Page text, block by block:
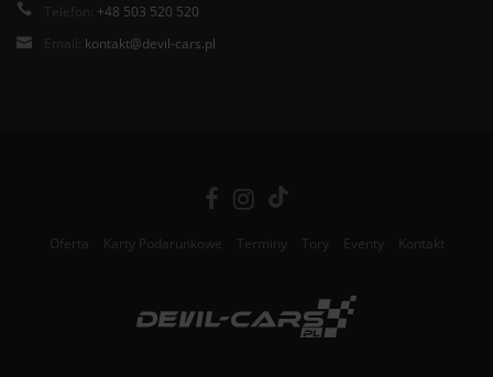
Telefon: +48 503 520 520
Email: kontakt@devil-cars.pl
Oferta Karty Podarunkowe Terminy Tory Eventy Kontakt